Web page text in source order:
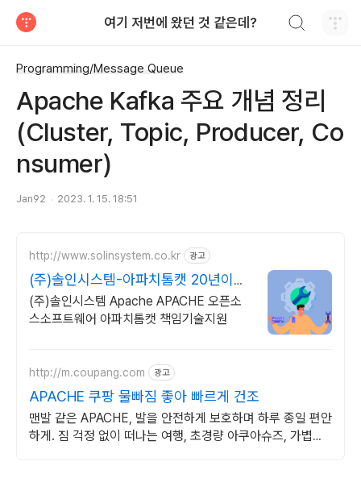
여기 저번에 왔던 것 같은데?
Programming/Message Queue
Apache Kafka 주요 개념 정리
(Cluster, Topic, Producer, Co
nsumer)
Jan92 2023. 1. 15. 18:51
http://www.solinsystem.co.kr 광고
(주)솔인시스템-아파치톰캣 20년이상
기술지원 노하우
(주)솔인시스템 Apache APACHE 오픈소
스소프트웨어 아파치톰캣 책임기술지원
http://m.coupang.com 광고
APACHE 쿠팡 물빠짐 좋아 빠르게 건조
맨발 같은 APACHE, 발을 안전하게 보호하며 하루 종일 편안
하게. 짐 걱정 없이 떠나는 여행, 초경량 아쿠아슈즈, 가볍게